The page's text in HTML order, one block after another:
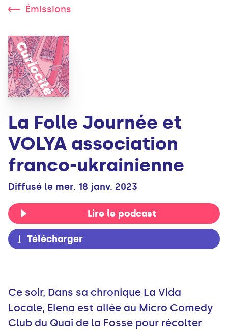
Émissions
La Folle Journée et
VOLYA association
franco-ukrainienne
Diffusé le mer. 18 janv. 2023
Lire le podcast
Télécharger
Ce soir, Dans sa chronique La Vida
Locale, Elena est allée au Micro Comedy
Club du Quai de la Fosse pour récolter